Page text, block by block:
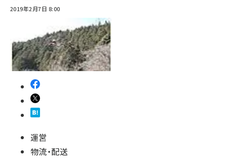
2019年2月7日 8:00
運営
物流・配送